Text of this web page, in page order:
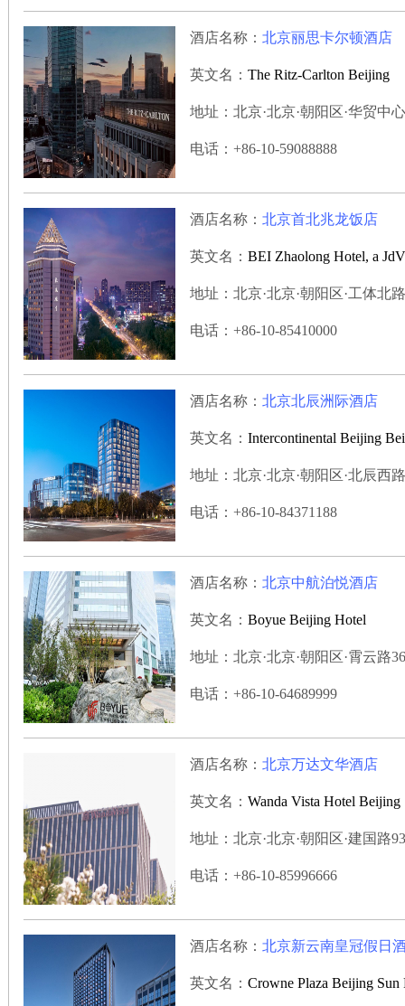
酒店名称： 北京丽思卡尔顿酒店
英文名： The Ritz-Carlton Beijing
地址：北京·北京·朝阳区·华贸中
电话：+86-10-59088888
酒店名称： 北京首北兆龙饭店
英文名： BEI Zhaolong Hotel, a
地址：北京·北京·朝阳区·工体北
电话：+86-10-85410000
酒店名称： 北京北辰洲际酒店
英文名： Intercontinental Beijing
地址：北京·北京·朝阳区·北辰西
电话：+86-10-84371188
酒店名称： 北京中航泊悦酒店
英文名： Boyue Beijing Hotel
地址：北京·北京·朝阳区·霄云路
电话：+86-10-64689999
酒店名称： 北京万达文华酒店
英文名： Wanda Vista Hotel Beijing
地址：北京·北京·朝阳区·建国路
电话：+86-10-85996666
酒店名称： 北京新云南皇冠假日
英文名： Crowne Plaza Beijing Sun